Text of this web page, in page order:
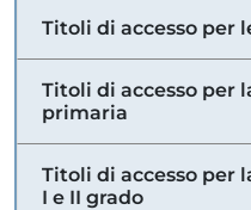
Titoli di accesso per
Titoli di accesso per
primaria
Titoli di accesso per
I e II grado